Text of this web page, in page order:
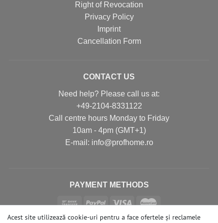
Right of Revocation
Privacy Policy
Imprint
Cancellation Form
CONTACT US
Need help? Please call us at:
+49-2104-8331122
Call centre hours Monday to Friday
10am - 4pm (GMT+1)
Е-mail: info@profhome.ro
PAYMENT METHODS
Acest site utilizează cookie-uri pentru a face ofertele și reclamele